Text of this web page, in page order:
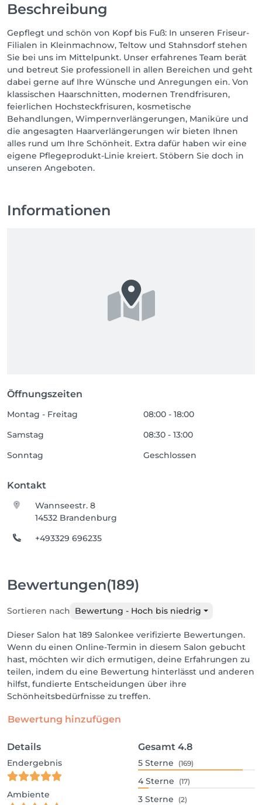
Beschreibung
Gepflegt und schön von Kopf bis Fuß: In unseren Friseur-
Filialen in Kleinmachnow, Teltow und Stahnsdorf stehen
Sie bei uns im Mittelpunkt. Unser erfahrenes Team berät
und betreut Sie professionell in allen Bereichen und geht
dabei gerne auf Ihre Wünsche und Anregungen ein. Von
klassischen Haarschnitten, modernen Trendfrisuren,
feierlichen Hochsteckfrisuren, kosmetische
Behandlungen, Wimpernverlängerungen, Maniküre und
die angesagten Haarverlängerungen wir bieten Ihnen
alles rund um Ihre Schönheit. Extra dafür haben wir eine
eigene Pflegeprodukt-Linie kreiert. Stöbern Sie doch in
unseren Angeboten.
Informationen
Öffnungszeiten
Montag - Freitag
08:00 - 18:00
Samstag
08:30 - 13:00
Sonntag
Geschlossen
Kontakt
Wannseestr. 8
14532 Brandenburg
+493329 696235
Bewertungen(189)
Sortieren nach Bewertung - Hoch bis niedrig
Dieser Salon hat 189 Salonkee verifizierte Bewertungen.
Wenn du einen Online-Termin in diesem Salon gebucht
hast, möchten wir dich ermutigen, deine Erfahrungen zu
teilen, indem du eine Bewertung hinterlässt und anderen
hilfst, fundierte Entscheidungen über ihre
Schönheitsbedürfnisse zu treffen.
Bewertung hinzufügen
Details
Endergebnis
Ambiente
Gesamt 4.8
5 Sterne (169)
4 Sterne (17)
3 Sterne (2)